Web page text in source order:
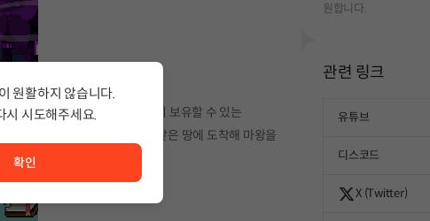
딩 게임입니다. 아이템을 무한히 보유할 수 있는
. 여러분은 과연 무사히 저주받은 땅에 도착해 마왕을
원합니다.
관련 링크
유튜브
디스코드
X (Twitter)
원활하지 않습니다.
시 시도해주세요.
하지 않습니다. <br/> 잠시 후 다시 시도해주세요.
확인